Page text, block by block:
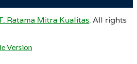
Ratama Mitra Kualitas. All rights
Version